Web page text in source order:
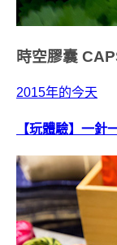
時空膠囊
2015年的今天
【玩體驗】一針